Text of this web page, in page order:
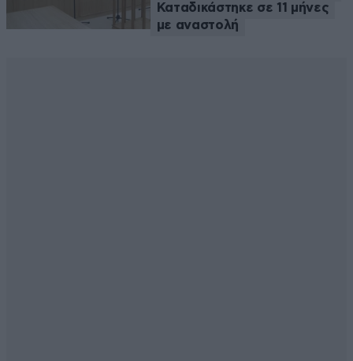
Καταδικάστηκε σε 11 μήνες
με αναστολή